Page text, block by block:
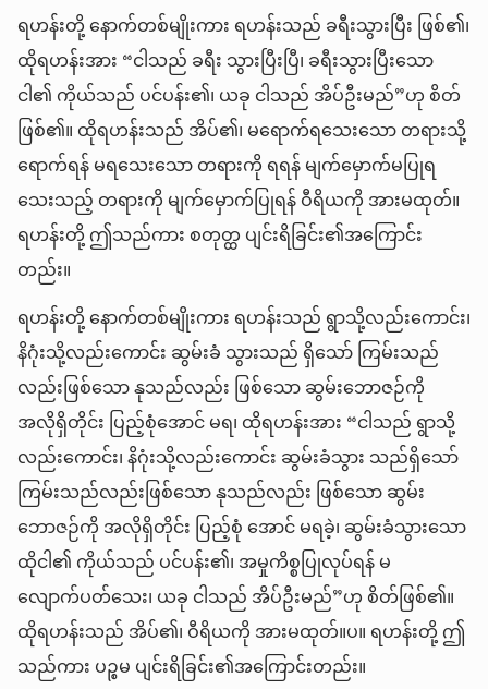
ရဟန်းတို့ နောက်တစ်မျိုးကား ရဟန်းသည် ခရီးသွားပြီး ဖြစ်၏၊
ထိုရဟန်းအား “ငါသည် ခရီး သွားပြီးပြီ၊ ခရီးသွားပြီးသော
ငါ၏ ကိုယ်သည် ပင်ပန်း၏၊ ယခု ငါသည် အိပ်ဦးမည်”ဟု စိတ်
ဖြစ်၏။ ထိုရဟန်းသည် အိပ်၏၊ မရောက်ရသေးသော တရားသို့
ရောက်ရန် မရသေးသော တရားကို ရရန် မျက်မှောက်မပြုရ
သေးသည့် တရားကို မျက်မှောက်ပြုရန် ဝီရိယကို အားမထုတ်။
ရဟန်းတို့ ဤသည်ကား စတုတ္ထ ပျင်းရိခြင်း၏အကြောင်း
တည်း။
ရဟန်းတို့ နောက်တစ်မျိုးကား ရဟန်းသည် ရွာသို့လည်းကောင်း၊
နိဂုံးသို့လည်းကောင်း ဆွမ်းခံ သွားသည် ရှိသော် ကြမ်းသည်
လည်းဖြစ်သော နုသည်လည်း ဖြစ်သော ဆွမ်းဘောဇဉ်ကို
အလိုရှိတိုင်း ပြည့်စုံအောင် မရ၊ ထိုရဟန်းအား “ငါသည် ရွာသို့
လည်းကောင်း၊ နိဂုံးသို့လည်းကောင်း ဆွမ်းခံသွား သည်ရှိသော်
ကြမ်းသည်လည်းဖြစ်သော နုသည်လည်း ဖြစ်သော ဆွမ်း
ဘောဇဉ်ကို အလိုရှိတိုင်း ပြည့်စုံ အောင် မရခဲ့၊ ဆွမ်းခံသွားသော
ထိုငါ၏ ကိုယ်သည် ပင်ပန်း၏၊ အမှုကိစ္စပြုလုပ်ရန် မ
လျောက်ပတ်သေး၊ ယခု ငါသည် အိပ်ဦးမည်”ဟု စိတ်ဖြစ်၏။
ထိုရဟန်းသည် အိပ်၏၊ ဝီရိယကို အားမထုတ်။ပ။ ရဟန်းတို့ ဤ
သည်ကား ပဉ္စမ ပျင်းရိခြင်း၏အကြောင်းတည်း။